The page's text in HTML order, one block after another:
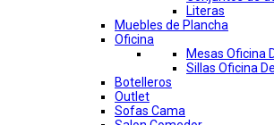
Literas
Muebles de Plancha
Oficina
Mesas Oficina
Sillas Oficina
Botelleros
Outlet
Sofas Cama